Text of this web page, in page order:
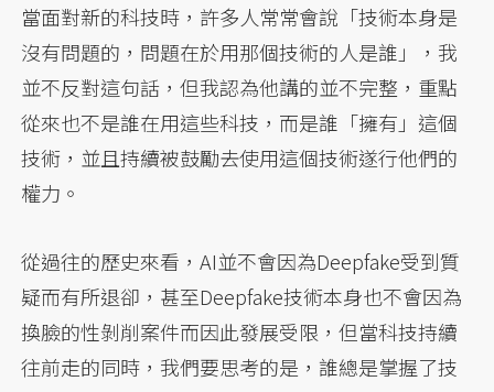
當面對新的科技時，許多人常常會說「技術本身是
沒有問題的，問題在於用那個技術的人是誰」，我
並不反對這句話，但我認為他講的並不完整，重點
從來也不是誰在用這些科技，而是誰「擁有」這個
技術，並且持續被鼓勵去使用這個技術遂行他們的
權力。
從過往的歷史來看，AI並不會因為Deepfake受到質
疑而有所退卻，甚至Deepfake技術本身也不會因為
換臉的性剝削案件而因此發展受限，但當科技持續
往前走的同時，我們要思考的是，誰總是掌握了技